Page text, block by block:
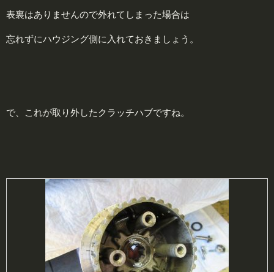
表裏はありませんので外れてしまった場合は
忘れずにハウジング側に入れておきましょう。
で、これが取り外したクラッチハブですね。